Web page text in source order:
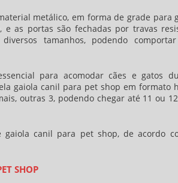
metálico, em forma de grade para
as portas são fechadas por travas
tamanhos, podendo
para acomodar cães e gatos
gaiola canil para pet shop em formato
outras 3, podendo chegar até 11 ou
gaiola canil para pet shop, de acordo
SHOP